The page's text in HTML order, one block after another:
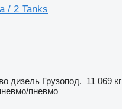
/ 2 Tanks
дизель Грузопод. 11 069 кг
пневмо